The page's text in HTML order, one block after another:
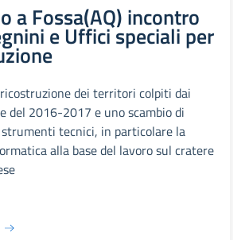
a Fossa(AQ) incontro
e Uffici speciali per
dei territori colpiti dai
del 2016-2017 e uno scambio di
strumenti tecnici, in particolare la
alla base del lavoro sul cratere